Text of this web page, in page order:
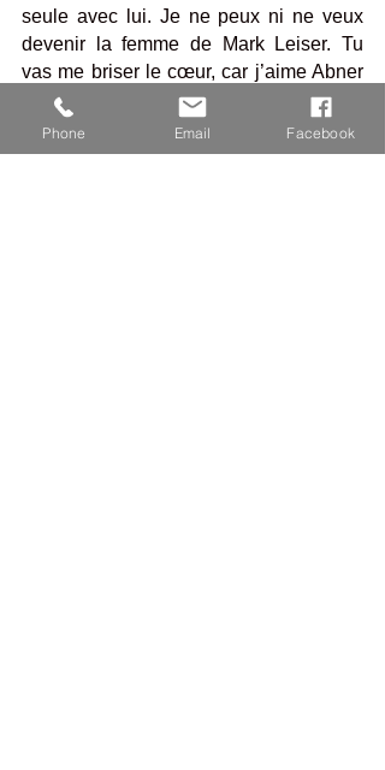
seule avec lui. Je ne peux ni ne veux
devenir la femme de Mark Leiser. Tu
vas me briser le cœur, car j’aime Abner
Barach, et je n’aimerai jamais un autre.
Mais Teller Herschmann ne tint aucun
compte de la déclaration et de la
Phone Email Facebook